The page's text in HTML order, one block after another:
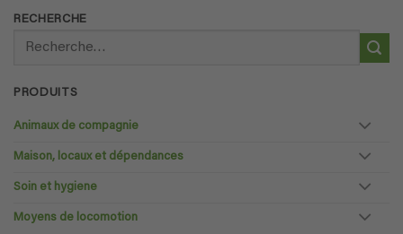
RECHERCHE
pour :
PRODUITS
Animaux de compagnie
Maison, locaux et dépendances
Soin et hygiene
Moyens de locomotion